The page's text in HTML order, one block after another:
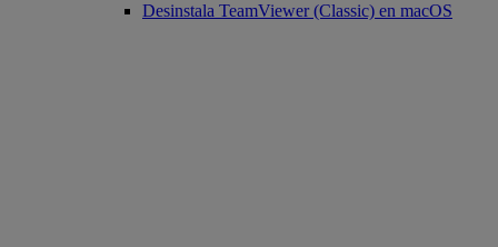
Desinstala TeamViewer (Classic) en macOS